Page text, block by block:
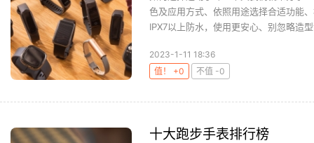
色及应用方式、依照用途选择合适功能
IPX7以上防水，使用更安心、别忽略造
2023-1-11 18:36
值！ +0
不值 -0
十大跑步手表排行榜